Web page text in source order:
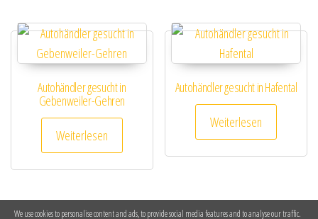
Autohändler gesucht in
Gebenweiler-Gehren
Weiterlesen
Autohändler gesucht in Hafental
Weiterlesen
We use cookies to personalise content and ads, to provide social media features and to analyse our traffic.